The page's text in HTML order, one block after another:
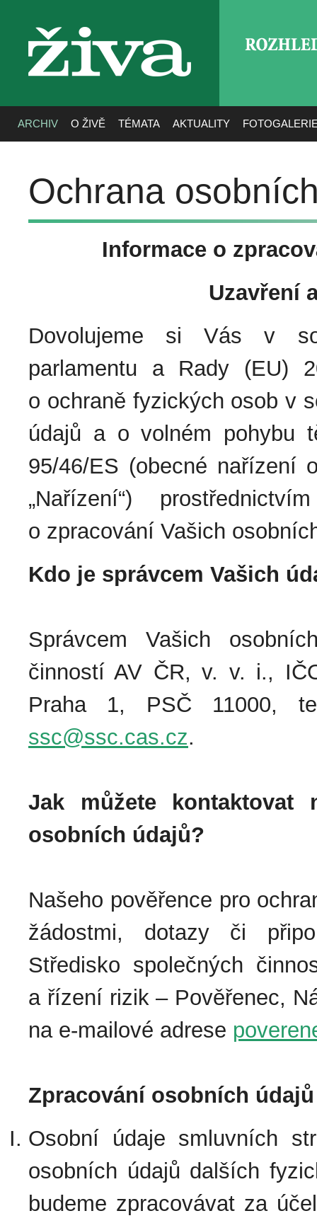
živa
ARCHIV O ŽIVĚ TÉMATA AKTUALITY
Ochrana
Informace o
Uzavření
Dovolujeme si Vás v
parlamentu a Rady (EU)
o ochraně fyzických osob v
údajů a o volném pohybu
95/46/ES (obecné nařízení
„Nařízení“)
o zpracování Vašich
Kdo je správcem Vašich
Správcem Vašich
činností AV ČR, v. v. i.,
Praha 1, PSČ 11000,
ssc@ssc.cas.cz.
Jak můžete kontaktovat
osobních údajů?
Našeho pověřence pro
žádostmi, dotazy či
Středisko společných
a řízení rizik – Pověřenec,
na e-mailové adrese
Zpracování osobních údajů
Osobní údaje smluvních
osobních údajů dalších
budeme zpracovávat za